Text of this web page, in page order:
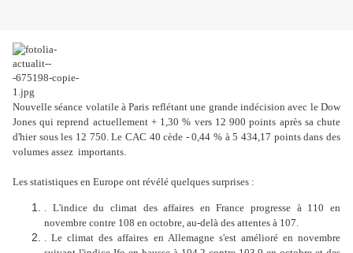
Nouvelle séance volatile à Paris reflétant une grande indécision avec le Dow
Jones qui reprend actuellement + 1,30 % vers 12 900 points après sa chute
d'hier sous les 12 750. Le CAC 40 cède - 0,44 % à 5 434,17 points dans des
volumes assez importants.
Les statistiques en Europe ont révélé quelques surprises :
. L'indice du climat des affaires en France progresse à 110 en
novembre contre 108 en octobre, au-delà des attentes à 107.
. Le climat des affaires en Allemagne s'est amélioré en novembre